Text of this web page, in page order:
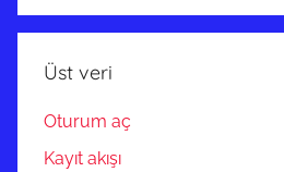
Üst veri
Oturum aç
Kayıt akışı